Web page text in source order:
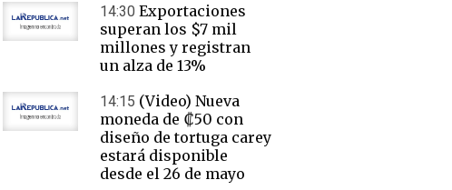
14:30 Exportaciones
superan los $7 mil
millones y registran
un alza de 13%
14:15 (Video) Nueva
moneda de ₡50 con
diseño de tortuga carey
estará disponible
desde el 26 de mayo